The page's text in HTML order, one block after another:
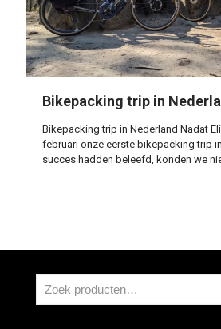
Bikepacking trip in
Bikepacking trip in Nederland Nadat
februari onze eerste bikepacking trip
succes hadden beleefd, konden we